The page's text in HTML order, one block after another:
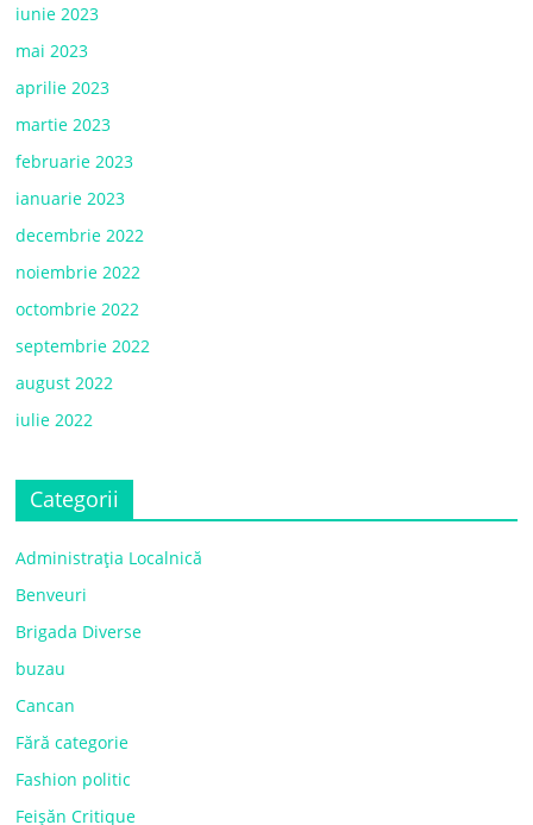
iunie 2023
mai 2023
aprilie 2023
martie 2023
februarie 2023
ianuarie 2023
decembrie 2022
noiembrie 2022
octombrie 2022
septembrie 2022
august 2022
iulie 2022
Categorii
Administrația Localnică
Benveuri
Brigada Diverse
buzau
Cancan
Fără categorie
Fashion politic
Feișăn Critique